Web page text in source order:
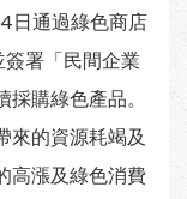
日通過綠色商店
署「民間企業
購綠色產品。
來的資源耗竭及
高漲及綠色消費